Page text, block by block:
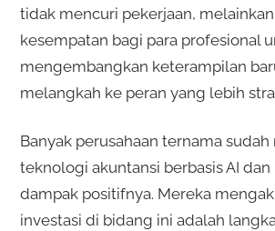
tidak mencuri pekerjaan,
kesempatan bagi para profesional
mengembangkan keterampilan
melangkah ke peran yang lebih
Banyak perusahaan ternama
teknologi akuntansi berbasis AI dan
dampak positifnya. Mereka
investasi di bidang ini adalah